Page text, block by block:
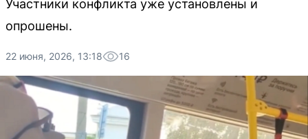
Участники конфликта уже установлены и
опрошены.
22 июня, 2026, 13:18 16